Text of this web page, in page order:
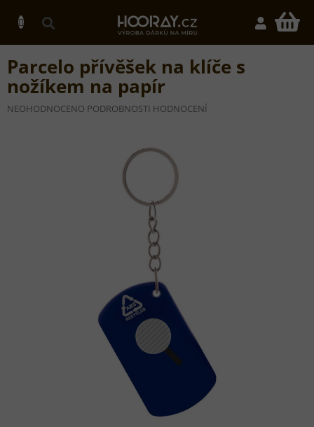
obsah
Parcelo přívěšek na klíče s
nožíkem na papír
PRŮMĚRNÉ
NEOHODNOCENO PODROBNOSTI HODNOCENÍ